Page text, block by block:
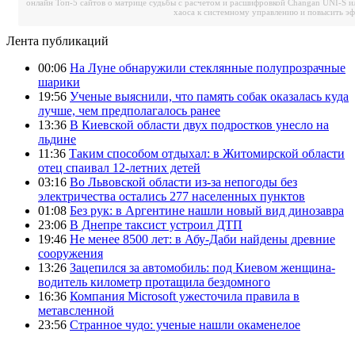
онлайн Топ-5 сайтов о матрице судьбы с расчетом и расшифровкой Changan UNI-S
хаоса к системному управлению и повысить
Лента публикаций
00:06 На Луне обнаружили стеклянные полупрозрачные
шарики
19:56 Ученые выяснили, что память собак оказалась куда
лучше, чем предполагалось ранее
13:36 В Киевской области двух подростков унесло на
льдине
11:36 Таким способом отдыхал: в Житомирской области
отец спаивал 12-летних детей
03:16 Во Львовской области из-за непогоды без
электричества остались 277 населенных пунктов
01:08 Без рук: в Аргентине нашли новый вид динозавра
23:06 В Днепре таксист устроил ДТП
19:46 Не менее 8500 лет: в Абу-Даби найдены древние
сооружения
13:26 Зацепился за автомобиль: под Киевом женщина-
водитель километр протащила бездомного
16:36 Компания Microsoft ужесточила правила в
метавсленной
23:56 Странное чудо: ученые нашли окаменелое